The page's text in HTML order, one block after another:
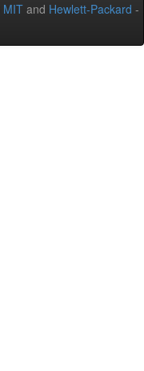
MIT and Hewlett-Packard -